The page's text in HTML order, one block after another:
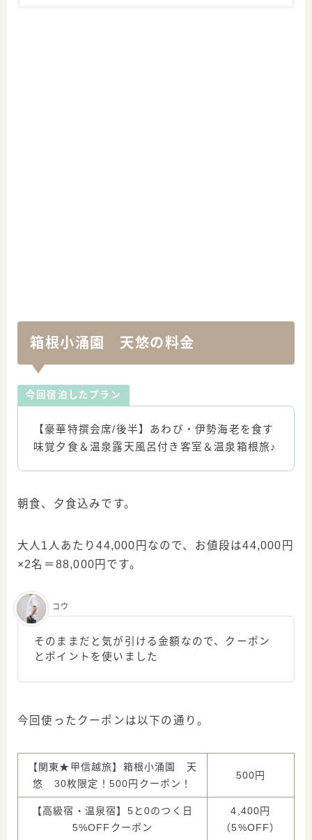
箱根小涌園 天悠の料金
今回宿泊したプラン
【豪華特撰会席/後半】あわび・伊勢海老を食す
味覚夕食＆温泉露天風呂付き客室＆温泉箱根旅♪
朝食、夕食込みです。
大人1人あたり44,000円なので、お値段は44,000円
×2名＝88,000円です。
そのままだと気が引ける金額なので、クーポン
とポイントを使いました
コウ
今回使ったクーポンは以下の通り。
【関東★甲信越旅】箱根小涌園 天
悠 30枚限定！500円クーポン！
500円
【高級宿・温泉宿】5と0のつく日
5%OFFクーポン
4,400円
（5%OFF）